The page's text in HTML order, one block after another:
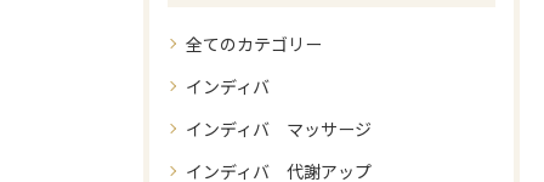
全てのカテゴリー
インディバ
インディバ マッサージ
インディバ 代謝アップ